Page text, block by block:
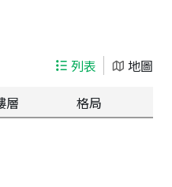
列表
地圖
層 格局